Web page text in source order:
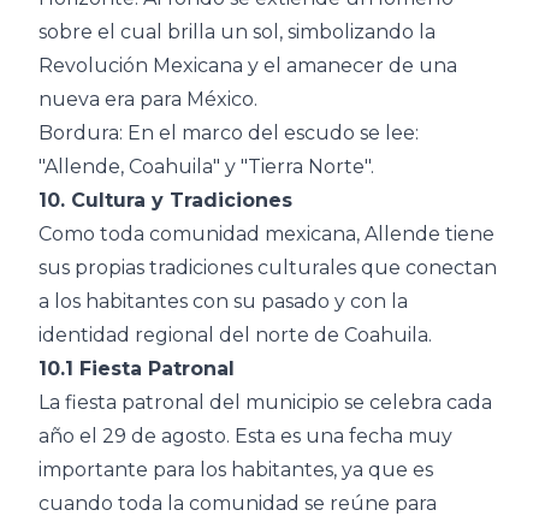
sobre el cual brilla un sol, simbolizando la
Revolución Mexicana y el amanecer de una
nueva era para México.
Bordura: En el marco del escudo se lee:
"Allende, Coahuila" y "Tierra Norte".
10. Cultura y Tradiciones
Como toda comunidad mexicana, Allende tiene
sus propias tradiciones culturales que conectan
a los habitantes con su pasado y con la
identidad regional del norte de Coahuila.
10.1 Fiesta Patronal
La fiesta patronal del municipio se celebra cada
año el 29 de agosto. Esta es una fecha muy
importante para los habitantes, ya que es
cuando toda la comunidad se reúne para